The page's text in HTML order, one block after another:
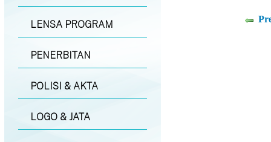
LENSA PROGRAM
PENERBITAN
POLISI & AKTA
LOGO & JATA